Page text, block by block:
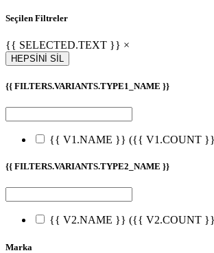
Seçilen Filtreler
{{ SELECTED.TEXT }} ×
HEPSİNİ SİL
{{ FILTERS.VARIANTS.TYPE1_NAME }}
{{ V1.NAME }} ({{ V1.COUNT
{{ FILTERS.VARIANTS.TYPE2_NAME }}
{{ V2.NAME }} ({{ V2.COUNT
Marka